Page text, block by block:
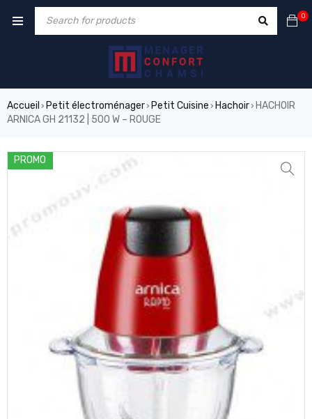
0
Accueil › Petit électroménager› Petit Cuisine › Hachoir› HACHOIR
ARNICA GH 21132 | 500 W – ROUGE
PROMO